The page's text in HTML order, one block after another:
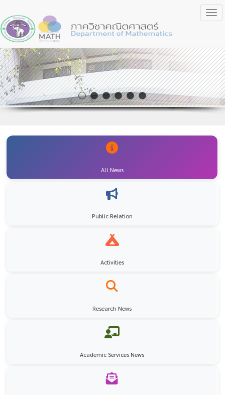
All News
Public Relation
Activities
Research News
Academic Services News